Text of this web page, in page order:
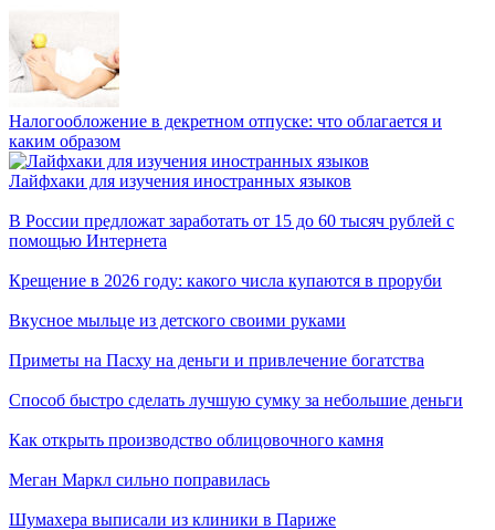
Налогообложение в декретном отпуске: что облагается и
каким образом
Лайфхаки для изучения иностранных языков
В России предложат заработать от 15 до 60 тысяч рублей с
помощью Интернета
Крещение в 2026 году: какого числа купаются в проруби
Вкусное мыльце из детского своими руками
Приметы на Пасху на деньги и привлечение богатства
Способ быстро сделать лучшую сумку за небольшие деньги
Как открыть производство облицовочного камня
Меган Маркл сильно поправилась
Шумахера выписали из клиники в Париже